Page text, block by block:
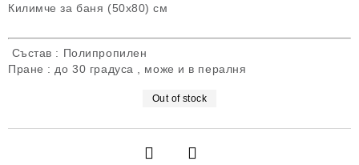
Килимче за баня (50x80) см
Състав : Полипропилен
Пране : до 30 градуса , може и в пералня
Out of stock